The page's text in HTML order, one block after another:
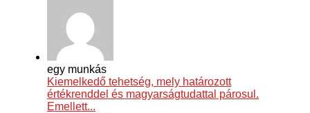
egy munkás
Kiemelkedő tehetség, mely határozott
értékrenddel és magyarságtudattal párosul.
Emellett...